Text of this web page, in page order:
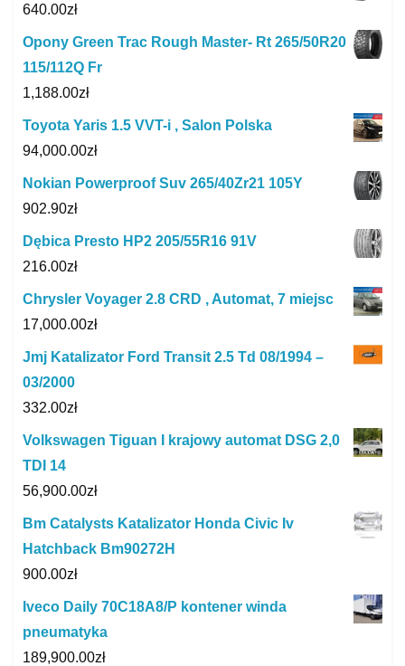
640.00zł
Opony Green Trac Rough Master- Rt 265/50R20
115/112Q Fr
1,188.00zł
Toyota Yaris 1.5 VVT-i , Salon Polska
94,000.00zł
Nokian Powerproof Suv 265/40Zr21 105Y
902.90zł
Dębica Presto HP2 205/55R16 91V
216.00zł
Chrysler Voyager 2.8 CRD , Automat, 7 miejsc
17,000.00zł
Jmj Katalizator Ford Transit 2.5 Td 08/1994 –
03/2000
332.00zł
Volkswagen Tiguan I krajowy automat DSG 2,0
TDI 14
56,900.00zł
Bm Catalysts Katalizator Honda Civic Iv
Hatchback Bm90272H
900.00zł
Iveco Daily 70C18A8/P kontener winda
pneumatyka
189,900.00zł